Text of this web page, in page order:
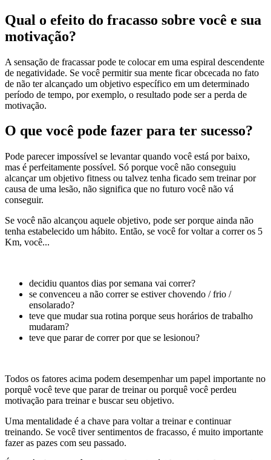
Qual o efeito do fracasso sobre você e sua
motivação?
A sensação de fracassar pode te colocar em uma espiral descendente
de negatividade. Se você permitir sua mente ficar obcecada no fato
de não ter alcançado um objetivo específico em um determinado
período de tempo, por exemplo, o resultado pode ser a perda de
motivação.
O que você pode fazer para ter sucesso?
Pode parecer impossível se levantar quando você está por baixo,
mas é perfeitamente possível. Só porque você não conseguiu
alcançar um objetivo fitness ou talvez tenha ficado sem treinar por
causa de uma lesão, não significa que no futuro você não vá
conseguir.
Se você não alcançou aquele objetivo, pode ser porque ainda não
tenha estabelecido um hábito. Então, se você for voltar a correr os 5
Km, você...
decidiu quantos dias por semana vai correr?
se convenceu a não correr se estiver chovendo / frio /
ensolarado?
teve que mudar sua rotina porque seus horários de trabalho
mudaram?
teve que parar de correr por que se lesionou?
Todos os fatores acima podem desempenhar um papel importante no
porquê você teve que parar de treinar ou porquê você perdeu
motivação para treinar e buscar seu objetivo.
Uma mentalidade é a chave para voltar a treinar e continuar
treinando. Se você tiver sentimentos de fracasso, é muito importante
fazer as pazes com seu passado.